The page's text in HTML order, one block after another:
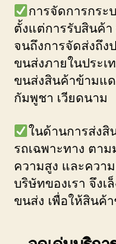
การจัดการกร
ตั้งแต่การรับสินค้า
จนถึงการจัดส่งถึ
ขนส่งภายในประเ
ขนส่งสินค้าข้ามแ
กัมพูชา เวียดนาม
ในด้านการส่งสิ
รถเฉพาะทาง ตา
ความสูง และควา
บริษัทของเรา จึงเ
ขนส่ง เพื่อให้สินค้